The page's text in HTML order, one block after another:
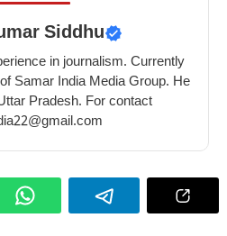
Siddhu
in journalism. Currently
Samar India Media Group. He
Pradesh. For contact